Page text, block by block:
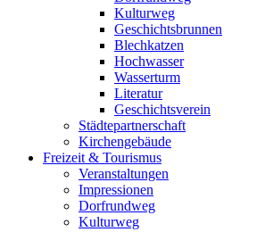
Kulturweg
Geschichtsbrunnen
Blechkatzen
Hochwasser
Wasserturm
Literatur
Geschichtsverein
Städtepartnerschaft
Kirchengebäude
Freizeit & Tourismus
Veranstaltungen
Impressionen
Dorfrundweg
Kulturweg